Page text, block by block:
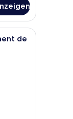
bieten Blick
umliegende
Tisch mit einer
de